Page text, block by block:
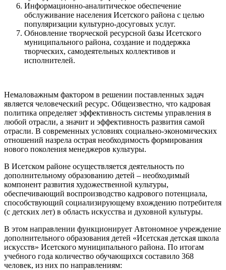
Информационно-аналитическое обеспечение
обслуживание населения Исетского района с целью
популяризации культурно-досуговых услуг.
Обновление творческой ресурсной базы Исетского
муниципального района, создание и поддержка
творческих, самодеятельных коллективов и
исполнителей.
Немаловажным фактором в решении поставленных задач
является человеческий ресурс. Общеизвестно, что кадровая
политика определяет эффективность системы управления в
любой отрасли, а значит и эффективность развития самой
отрасли. В современных условиях социально-экономических
отношений назрела острая необходимость формирования
нового поколения менеджеров культуры.
В Исетском районе осуществляется деятельность по
дополнительному образованию детей – необходимый
компонент развития художественной культуры,
обеспечивающий воспроизводство кадрового потенциала,
способствующий социализирующему вхождению потребителя
(с детских лет) в область искусства и духовной культуры.
В этом направлении функционирует Автономное учреждение
дополнительного образования детей «Исетская детская школа
искусств» Исетского муниципального района. По итогам
учебного года количество обучающихся составило 368
человек, из них по направлениям: